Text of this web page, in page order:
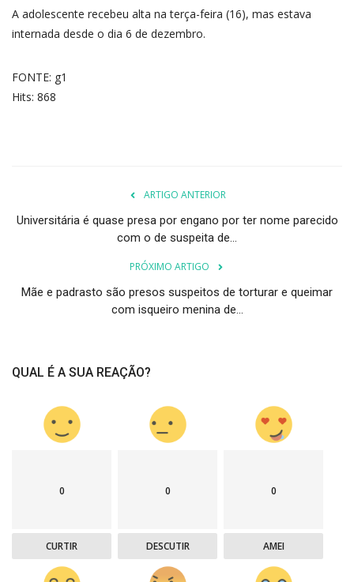
A adolescente recebeu alta na terça-feira (16), mas estava
internada desde o dia 6 de dezembro.
FONTE: g1
Hits: 868
ARTIGO ANTERIOR
Universitária é quase presa por engano por ter nome parecido
com o de suspeita de...
PRÓXIMO ARTIGO
Mãe e padrasto são presos suspeitos de torturar e queimar
com isqueiro menina de...
QUAL É A SUA REAÇÃO?
0
CURTIR
0
DESCUTIR
0
AMEI